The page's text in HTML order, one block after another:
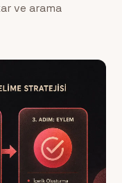
ve arama